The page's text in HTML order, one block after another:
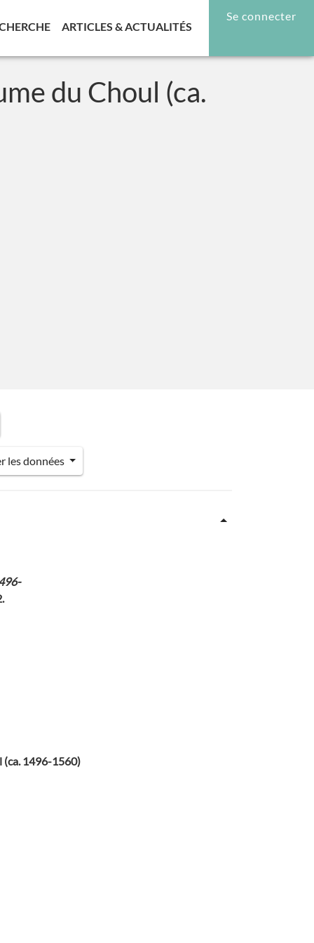
(CURRENT)
ARTICLES & ACTUALITÉS
Se connecter
du Choul (ca.
les données
(ca. 1496-1560)